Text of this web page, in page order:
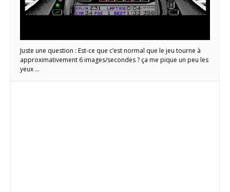
Juste une question : Est-ce que c’est normal que le jeu tourne à
approximativement 6 images/secondes ? ça me pique un peu les
yeux …